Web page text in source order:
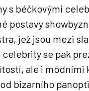
s béčkovými
postavy
jež jsou mezi
se pak
ale i módními
bizarního